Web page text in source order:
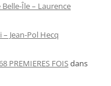
Belle-Île – Laurence
Jean-Pol Hecq
PREMIERES FOISdans